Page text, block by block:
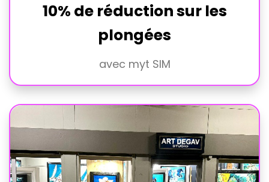
10% de réduction sur les
plongées
avec myt SIM